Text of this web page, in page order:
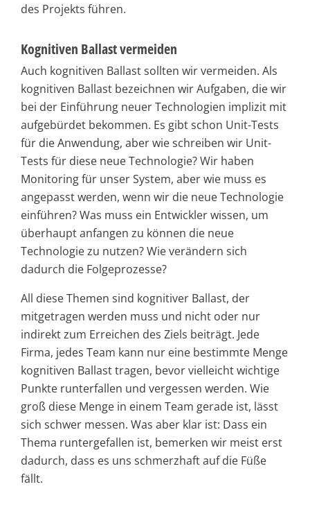
des Projekts führen.
Kognitiven Ballast vermeiden
Auch kognitiven Ballast sollten wir vermeiden. Als
kognitiven Ballast bezeichnen wir Aufgaben, die wir
bei der Einführung neuer Technologien implizit mit
aufgebürdet bekommen. Es gibt schon Unit-Tests
für die Anwendung, aber wie schreiben wir Unit-
Tests für diese neue Technologie? Wir haben
Monitoring für unser System, aber wie muss es
angepasst werden, wenn wir die neue Technologie
einführen? Was muss ein Entwickler wissen, um
überhaupt anfangen zu können die neue
Technologie zu nutzen? Wie verändern sich
dadurch die Folgeprozesse?
All diese Themen sind kognitiver Ballast, der
mitgetragen werden muss und nicht oder nur
indirekt zum Erreichen des Ziels beiträgt. Jede
Firma, jedes Team kann nur eine bestimmte Menge
kognitiven Ballast tragen, bevor vielleicht wichtige
Punkte runterfallen und vergessen werden. Wie
groß diese Menge in einem Team gerade ist, lässt
sich schwer messen. Was aber klar ist: Dass ein
Thema runtergefallen ist, bemerken wir meist erst
dadurch, dass es uns schmerzhaft auf die Füße
fällt.